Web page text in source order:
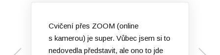
Cvičení přes ZOOM (online
s kamerou) je super. Vůbec jsem si to
nedovedla představit, ale ono to jde